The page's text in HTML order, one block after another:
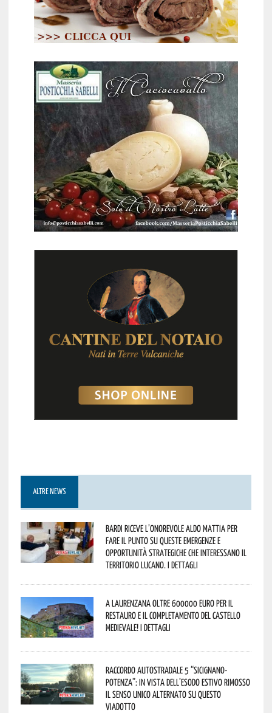
ALTRE NEWS
Bardi riceve l’onorevole Aldo Mattia per
fare il punto su queste emergenze e
opportunità strategiche che interessano il
territorio lucano. I dettagli
A Laurenzana oltre 600000 euro per il
restauro e il completamento del Castello
Medievale! I dettagli
Raccordo Autostradale 5 “Sicignano-
Potenza”: in vista dell’esodo estivo rimosso
il senso unico alternato su questo
viadotto